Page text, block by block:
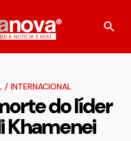
/ INTERNACIONAL
do líder
Khamenei